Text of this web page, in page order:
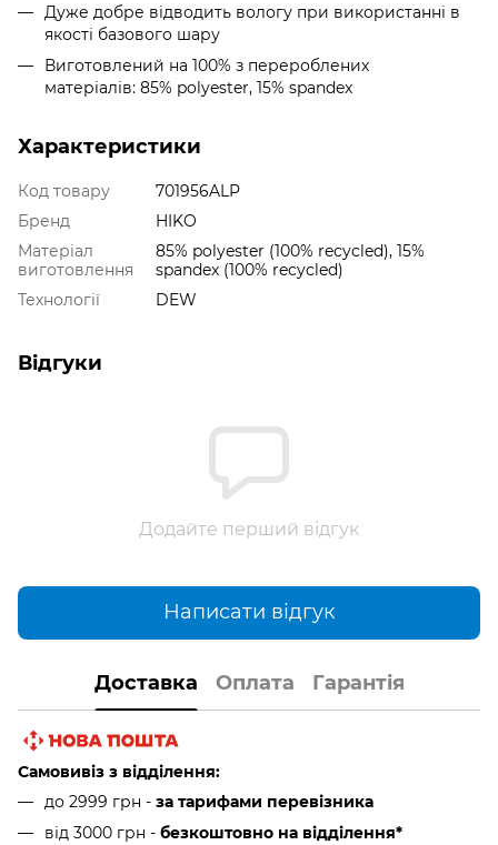
Дуже добре відводить вологу при використанні в
якості базового шару
Виготовлений на 100% з перероблених
матеріалів: 85% polyester, 15% spandex
Характеристики
Код товару
701956ALP
Бренд
HIKO
Матеріал
виготовлення
85% polyester (100% recycled), 15%
spandex (100% recycled)
Технології
DEW
Відгуки
Додайте перший відгук
Написати відгук
Доставка Оплата Гарантія
Самовивіз з відділення:
до 2999 грн - за тарифами перевізника
від 3000 грн - безкоштовно на відділення*